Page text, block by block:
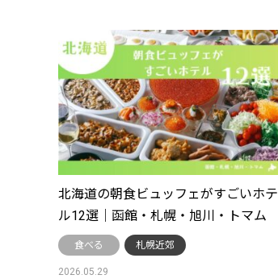
北海道の朝食ビュッフェがすごいホテ
ル12選｜函館・札幌・旭川・トマム
食べる 札幌近郊
2026.05.29